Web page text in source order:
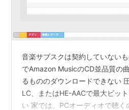
音楽サブスクは契約していない
でAmazon MusicのCD並品質の
るもののダウンロードできない
LC、またはHE-AACで最大ビッ
い 家では、PCオーディオで聴く